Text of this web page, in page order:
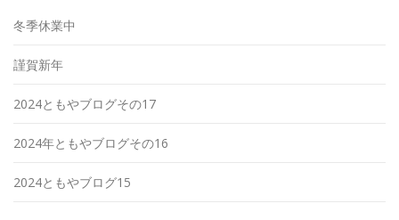
冬季休業中
謹賀新年
2024ともやブログその17
2024年ともやブログその16
2024ともやブログ15